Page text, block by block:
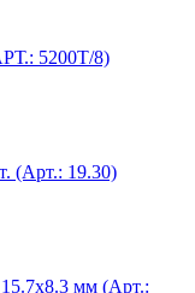
5200Т/8)
(Арт.: 19.30)
мм (Арт.: